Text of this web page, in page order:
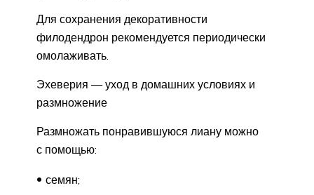
Для сохранения декоративности
филодендрон рекомендуется периодически
омолаживать.
Эхеверия — уход в домашних условиях и
размножение
Размножать понравившуюся лиану можно
с помощью:
семян;